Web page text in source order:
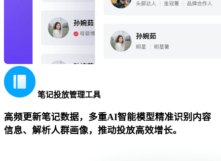
笔记投放管理工具
高频更新笔记数据，多重AI智能模型精准识别内容
信息、解析人群画像，推动投放高效增长。